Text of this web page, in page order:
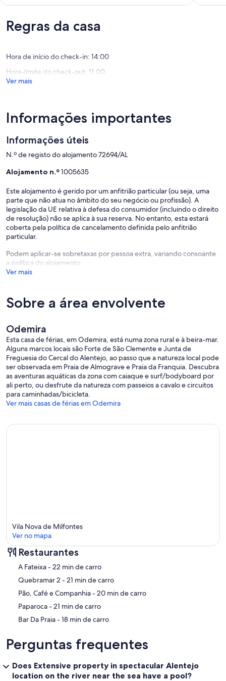
costa
São
Teotónio
de
máximo
de
(33
avaliações)
de
Regras da casa
Hora de início do check-in: 14:00
Hora-limite do check-out: 11:00
Ver mais
Informações importantes
Informações úteis
N.º de registo do alojamento 72694/AL
Alojamento n.º1005635
Este alojamento é gerido por um anfitrião particular (ou seja, uma
parte que não atua no âmbito do seu negócio ou profissão). A
legislação da UE relativa à defesa do consumidor (incluindo o direito
de resolução) não se aplica à sua reserva. No entanto, esta estará
coberta pela política de cancelamento definida pelo anfitrião
particular.
Podem aplicar-se sobretaxas por pessoa extra, variando consoante
a política do alojamento.
Ver mais
Sobre a área envolvente
Odemira
Esta casa de férias, em Odemira, está numa zona rural e à beira-mar.
Alguns marcos locais são Forte de São Clemente e Junta de
Freguesia do Cercal do Alentejo, ao passo que a natureza local pode
ser observada em Praia de Almograve e Praia da Franquia. Descubra
as aventuras aquáticas da zona com caiaque e surf/bodyboard por
ali perto, ou desfrute da natureza com passeios a cavalo e circuitos
para caminhadas/bicicleta.
Ver mais casas de férias em Odemira
Vila Nova de Milfontes
Ver no mapa
Restaurantes
‪A Fateixa - ‬22 min de carro
‪Quebramar 2 - ‬21 min de carro
‪Pão, Café e Companhia - ‬20 min de carro
‪Paparoca - ‬21 min de carro
‪Bar Da Praia - ‬18 min de carro
Perguntas frequentes
Does Extensive property in spectacular Alentejo
location on the river near the sea have a pool?